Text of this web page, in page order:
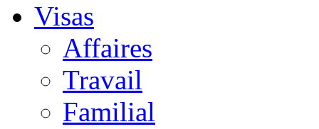
Visas
Affaires
Travail
Familial